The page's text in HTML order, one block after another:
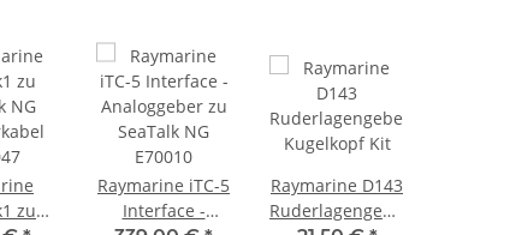
zu
Raymarine iTC-5
Interface -
Raymarine D143
Ruderlagengeber-